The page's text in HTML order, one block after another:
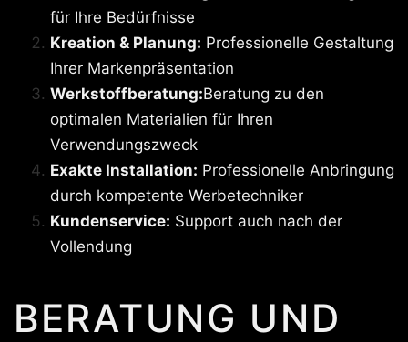
für Ihre Bedürfnisse
Kreation & Planung: Professionelle Gestaltung
Ihrer Markenpräsentation
Werkstoffberatung:Beratung zu den
optimalen Materialien für Ihren
Verwendungszweck
Exakte Installation: Professionelle Anbringung
durch kompetente Werbetechniker
Kundenservice: Support auch nach der
Vollendung
BERATUNG UND